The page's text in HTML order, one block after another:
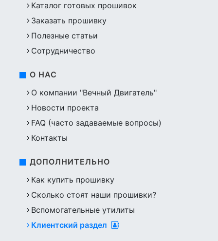
Каталог готовых прошивок
Заказать прошивку
Полезные статьи
Сотрудничество
О НАС
О компании "Вечный Двигатель"
Новости проекта
FAQ (часто задаваемые вопросы)
Контакты
ДОПОЛНИТЕЛЬНО
Как купить прошивку
Сколько стоят наши прошивки?
Вспомогательные утилиты
Клиентский раздел